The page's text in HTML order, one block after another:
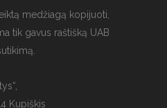
medžiagą kopijuoti,
tik gavus raštišką UAB
Kupiškis